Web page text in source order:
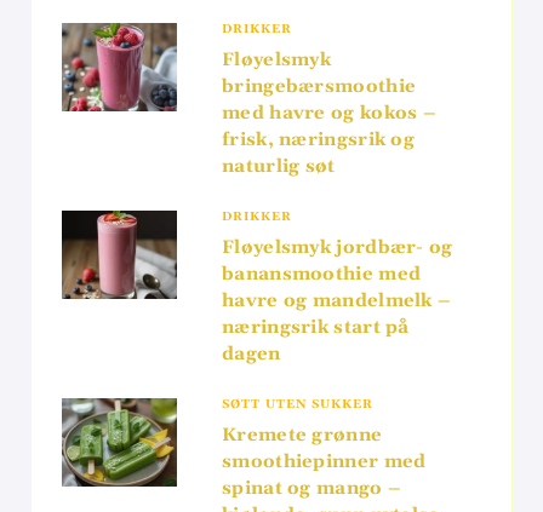
DRIKKER
Fløyelsmyk
bringebærsmoothie
med havre og kokos –
frisk, næringsrik og
naturlig søt
DRIKKER
Fløyelsmyk jordbær- og
banansmoothie med
havre og mandelmelk –
næringsrik start på
dagen
SØTT UTEN SUKKER
Kremete grønne
smoothiepinner med
spinat og mango –